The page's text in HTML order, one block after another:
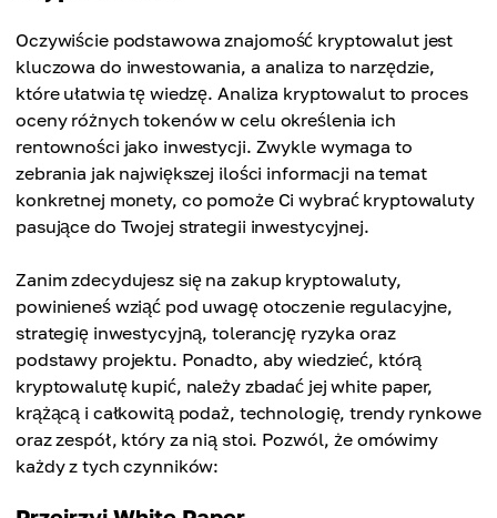
Oczywiście podstawowa znajomość kryptowalut jest
kluczowa do inwestowania, a analiza to narzędzie,
które ułatwia tę wiedzę. Analiza kryptowalut to proces
oceny różnych tokenów w celu określenia ich
rentowności jako inwestycji. Zwykle wymaga to
zebrania jak największej ilości informacji na temat
konkretnej monety, co pomoże Ci wybrać kryptowaluty
pasujące do Twojej strategii inwestycyjnej.
Zanim zdecydujesz się na zakup kryptowaluty,
powinieneś wziąć pod uwagę otoczenie regulacyjne,
strategię inwestycyjną, tolerancję ryzyka oraz
podstawy projektu. Ponadto, aby wiedzieć, którą
kryptowalutę kupić, należy zbadać jej white paper,
krążącą i całkowitą podaż, technologię, trendy rynkowe
oraz zespół, który za nią stoi. Pozwól, że omówimy
każdy z tych czynników: